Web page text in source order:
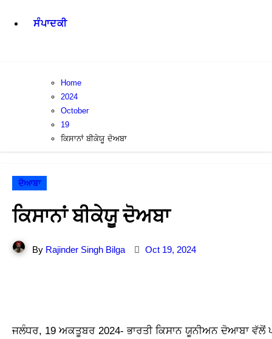
ਸੰਪਾਦਕੀ
Home
2024
October
19
ਕਿਸਾਨਾਂ ਬੀਕੇਯੂ ਦੋਅਬਾ
ਦੋਆਬਾ
ਕਿਸਾਨਾਂ ਬੀਕੇਯੂ ਦੋਅਬਾ
By Rajinder Singh Bilga Oct 19, 2024
ਜਲੰਧਰ, 19 ਅਕਤੂਬਰ 2024- ਭਾਰਤੀ ਕਿਸਾਨ ਯੂਨੀਅਨ ਦੋਆਬਾ ਵੱਲੋਂ ਪੰਜਾਬ ਵਿੱਚ ਝੋਨੇ ਦੀ ਖਰੀਦ ਨਾ ਹੋਣ ਕਾਰਨ ਪੈਦਾ ਹੋ ਰਹੀ